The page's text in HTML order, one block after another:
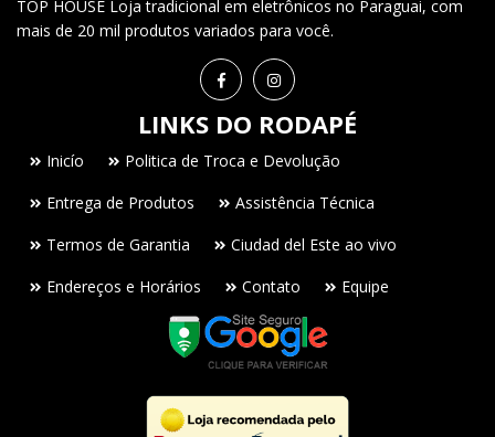
TOP HOUSE Loja tradicional em eletrônicos no Paraguai, com
mais de 20 mil produtos variados para você.
LINKS DO RODAPÉ
Inicío
Politica de Troca e Devolução
Entrega de Produtos
Assistência Técnica
Termos de Garantia
Ciudad del Este ao vivo
Endereços e Horários
Contato Equipe